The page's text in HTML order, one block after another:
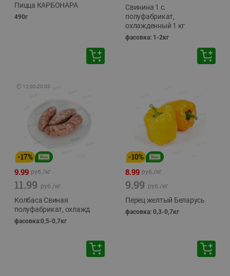
Пицца КАРБОНАРА
490г
Свинина 1 с.
полуфабрикат,
охлажденный 1 кг
фасовка: 1-2кг
🕘 12:00-20:00
-17%
9.99 руб./кг
11.99 руб./кг
Колбаса Свиная
полуфабрикат, охлажд
фасовка:0,5-0,7кг
-10%
8.99 руб./кг
9.99 руб./кг
Перец желтый Беларусь
фасовка: 0,3-0,7кг